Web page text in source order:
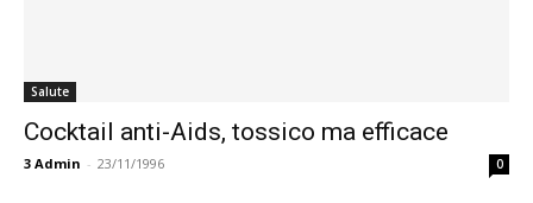
Salute
Cocktail anti-Aids, tossico ma efficace
3 Admin - 23/11/1996 0